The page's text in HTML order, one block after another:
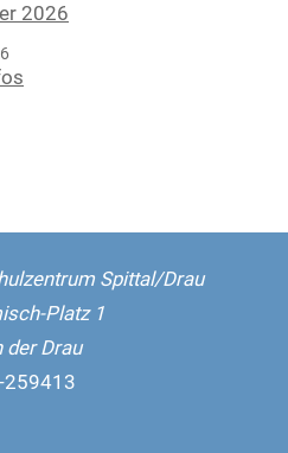
2026
Spittal/Drau
Platz 1
der Drau
259413